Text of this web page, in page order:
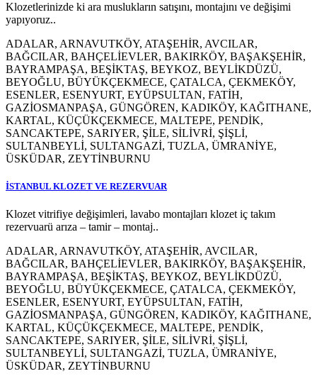
Klozetlerinizde ki ara muslukların satışını, montajını ve değişimi
yapıyoruz..
ADALAR, ARNAVUTKÖY, ATAŞEHİR, AVCILAR,
BAĞCILAR, BAHÇELİEVLER, BAKIRKÖY, BAŞAKŞEHİR,
BAYRAMPAŞA, BEŞİKTAŞ, BEYKOZ, BEYLİKDÜZÜ,
BEYOĞLU, BÜYÜKÇEKMECE, ÇATALCA, ÇEKMEKÖY,
ESENLER, ESENYURT, EYÜPSULTAN, FATİH,
GAZİOSMANPAŞA, GÜNGÖREN, KADIKÖY, KAĞITHANE,
KARTAL, KÜÇÜKÇEKMECE, MALTEPE, PENDİK,
SANCAKTEPE, SARIYER, ŞİLE, SİLİVRİ, ŞİŞLİ,
SULTANBEYLİ, SULTANGAZİ, TUZLA, ÜMRANİYE,
ÜSKÜDAR, ZEYTİNBURNU
İSTANBUL KLOZET VE REZERVUAR
Klozet vitrifiye değişimleri, lavabo montajları klozet iç takım
rezervuarü arıza – tamir – montaj..
ADALAR, ARNAVUTKÖY, ATAŞEHİR, AVCILAR,
BAĞCILAR, BAHÇELİEVLER, BAKIRKÖY, BAŞAKŞEHİR,
BAYRAMPAŞA, BEŞİKTAŞ, BEYKOZ, BEYLİKDÜZÜ,
BEYOĞLU, BÜYÜKÇEKMECE, ÇATALCA, ÇEKMEKÖY,
ESENLER, ESENYURT, EYÜPSULTAN, FATİH,
GAZİOSMANPAŞA, GÜNGÖREN, KADIKÖY, KAĞITHANE,
KARTAL, KÜÇÜKÇEKMECE, MALTEPE, PENDİK,
SANCAKTEPE, SARIYER, ŞİLE, SİLİVRİ, ŞİŞLİ,
SULTANBEYLİ, SULTANGAZİ, TUZLA, ÜMRANİYE,
ÜSKÜDAR, ZEYTİNBURNU